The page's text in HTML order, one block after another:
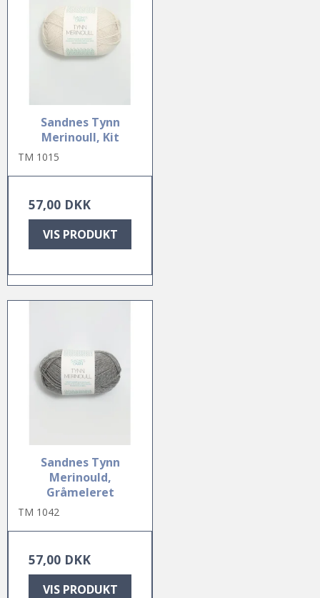
Sandnes Tynn
Merinoull, Kit
TM 1015
57,00 DKK
VIS PRODUKT
Sandnes Tynn
Merinould,
Gråmeleret
TM 1042
57,00 DKK
VIS PRODUKT